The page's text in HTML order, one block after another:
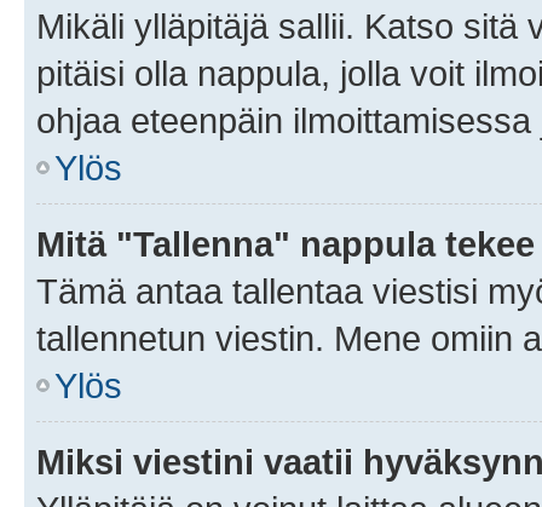
Mikäli ylläpitäjä sallii. Katso sitä
pitäisi olla nappula, jolla voit
ohjaa eteenpäin
Ylös
Mitä "Tallenna" nappula
Tämä antaa tallentaa viestisi
tallennetun viestin. Mene omiin
Ylös
Miksi viestini vaatii